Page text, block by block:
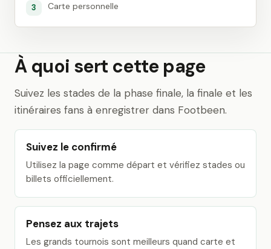
3 Carte personnelle
À quoi sert cette page
Suivez les stades de la phase finale, la finale et les
itinéraires fans à enregistrer dans Footbeen.
Suivez le confirmé
Utilisez la page comme départ et vérifiez stades ou
billets officiellement.
Pensez aux trajets
Les grands tournois sont meilleurs quand carte et